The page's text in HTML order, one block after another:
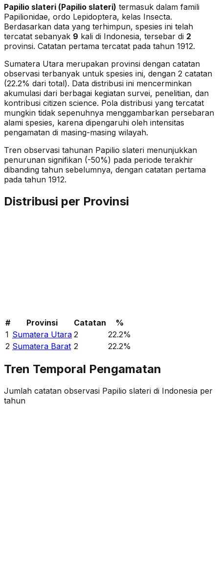
Papilio slateri (Papilio slateri) termasuk dalam famili
Papilionidae, ordo Lepidoptera, kelas Insecta.
Berdasarkan data yang terhimpun, spesies ini telah
tercatat sebanyak 9 kali di Indonesia, tersebar di 2
provinsi. Catatan pertama tercatat pada tahun 1912.
Sumatera Utara merupakan provinsi dengan catatan
observasi terbanyak untuk spesies ini, dengan 2 catatan
(22.2% dari total). Data distribusi ini mencerminkan
akumulasi dari berbagai kegiatan survei, penelitian, dan
kontribusi citizen science. Pola distribusi yang tercatat
mungkin tidak sepenuhnya menggambarkan persebaran
alami spesies, karena dipengaruhi oleh intensitas
pengamatan di masing-masing wilayah.
Tren observasi tahunan Papilio slateri menunjukkan
penurunan signifikan (-50%) pada periode terakhir
dibanding tahun sebelumnya, dengan catatan pertama
pada tahun 1912.
Distribusi per Provinsi
# Provinsi Catatan
%
1 Sumatera Utara 2 22.2%
2 Sumatera Barat 2 22.2%
Tren Temporal Pengamatan
Jumlah catatan observasi Papilio slateri di Indonesia per
tahun